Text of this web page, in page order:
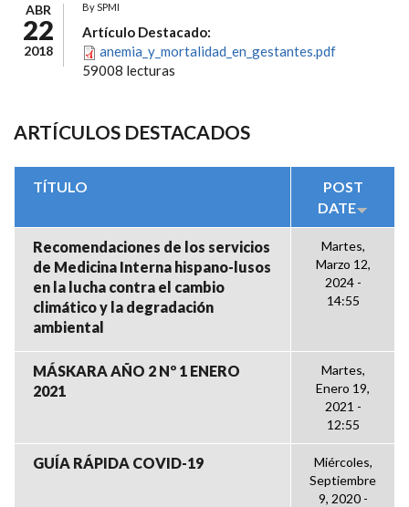
ABR
22
2018
BySPMI
Artículo Destacado:
anemia_y_mortalidad_en_gestantes.pdf
59008 lecturas
ARTÍCULOS DESTACADOS
TÍTULO
POST
DATE
Recomendaciones de los servicios
de Medicina Interna hispano-lusos
en la lucha contra el cambio
climático y la degradación
ambiental
Martes,
Marzo 12,
2024 -
14:55
MÁSKARA AÑO 2 Nº 1 ENERO
2021
Martes,
Enero 19,
2021 -
12:55
GUÍA RÁPIDA COVID-19
Miércoles,
Septiembre
9, 2020 -